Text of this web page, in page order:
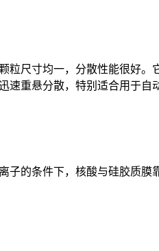
尺寸均一，分散性能很好。
重悬分散，特别适合用于自
的条件下，核酸与硅胶质膜